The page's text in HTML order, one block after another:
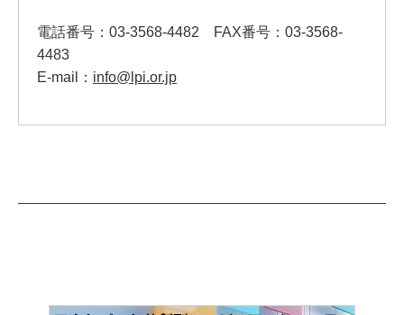
電話番号：03-3568-4482 FAX番号：03-3568-
4483
E-mail： info@lpi.or.jp